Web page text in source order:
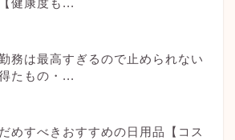
健康度も...
務は最高すぎるので止められない
たもの・...
めすべきおすすめの日用品【コス